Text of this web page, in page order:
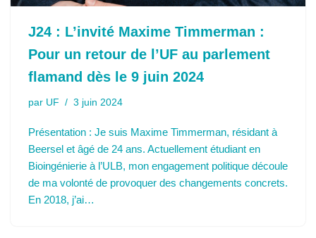
J24 : L’invité Maxime Timmerman :
Pour un retour de l’UF au parlement
flamand dès le 9 juin 2024
par UF 3 juin 2024
Présentation : Je suis Maxime Timmerman, résidant à
Beersel et âgé de 24 ans. Actuellement étudiant en
Bioingénierie à l’ULB, mon engagement politique découle
de ma volonté de provoquer des changements concrets.
En 2018, j’ai…